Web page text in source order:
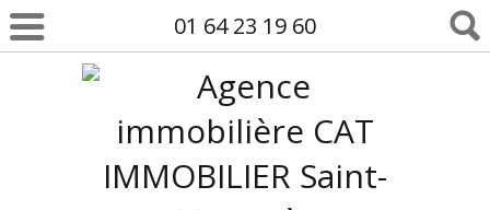
01 64 23 19 60